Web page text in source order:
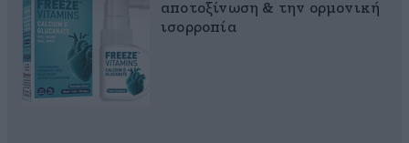
αποτοξίνωση & την ορμονική
ισορροπία